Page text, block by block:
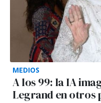
MEDIOS
A los 99: la IA
Legrand en otros